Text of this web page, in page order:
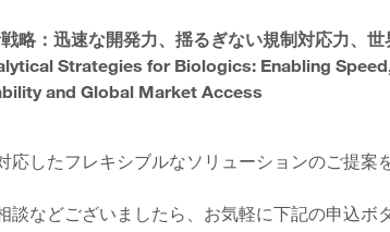
略：迅速な開発力、揺るぎない規制対応力、
Strategies for Biologics: Enabling
and Global Market Access
応したフレキシブルなソリューションのご提案
談などございましたら、お気軽に下記の申込ボ